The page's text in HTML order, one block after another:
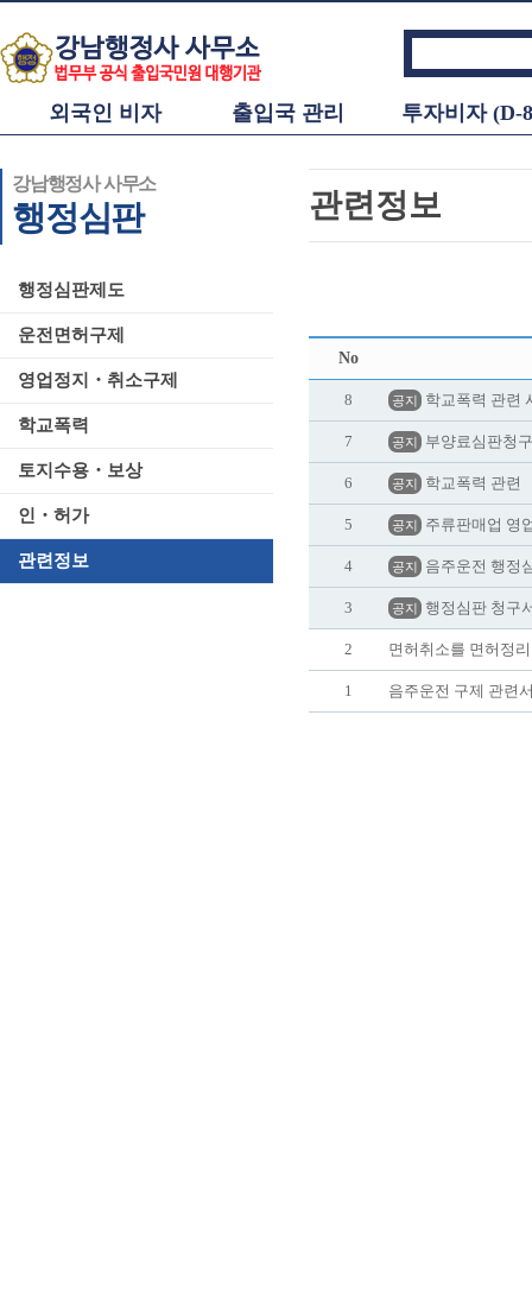
외국인 비자 출입국 관리 투자비자 (D-
강남행정사 사무소
행정심판
행정심판제도
운전면허구제
영업정지・취소구제
학교폭력
토지수용・보상
인・허가
관련정보
관련정보
No
8 공지 학교폭력 관련
7 공지 부양료심판청구
6 공지 학교폭력 관련
5 공지 주류판매업 영
4 공지 음주운전 행정
3 공지 행정심판 청구
2 면허취소를 면허정
1 음주운전 구제 관련